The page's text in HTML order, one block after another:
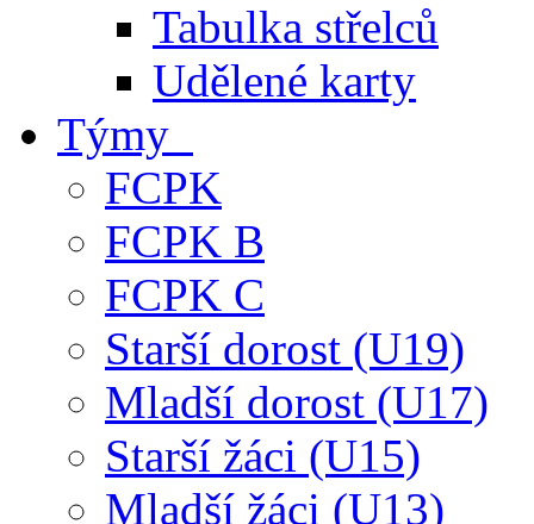
Tabulka střelců
Udělené karty
Týmy
FCPK
FCPK B
FCPK C
Starší dorost (U19)
Mladší dorost (U17)
Starší žáci (U15)
Mladší žáci (U13)